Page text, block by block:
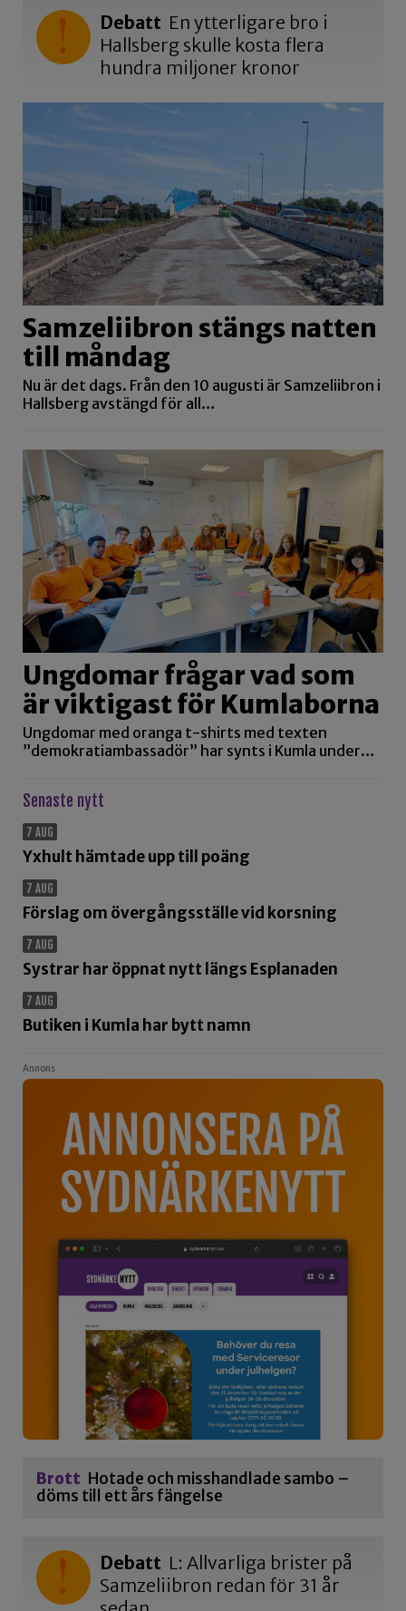
Debatt En ytterligare bro i
Hallsberg skulle kosta flera
hundra miljoner kronor
Samzeliibron stängs natten
till måndag
Nu är det dags. Från den 10 augusti är Samzeliibron i
Hallsberg avstängd för all…
Ungdomar frågar vad som
är viktigast för Kumlaborna
Ungdomar med oranga t-shirts med texten
”demokratiambassadör” har synts i Kumla under…
Senaste nytt
7 AUG
Yxhult hämtade upp till poäng
7 AUG
Förslag om övergångsställe vid korsning
7 AUG
Systrar har öppnat nytt längs Esplanaden
7 AUG
Butiken i Kumla har bytt namn
Annons
Brott Hotade och misshandlade sambo –
döms till ett års fängelse
Debatt L: Allvarliga brister på
Samzeliibron redan för 31 år